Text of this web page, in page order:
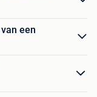
een